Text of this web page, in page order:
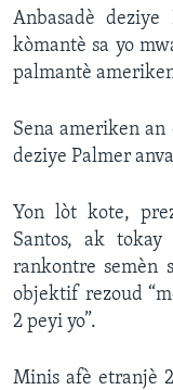
Anbasadè
kòmantè sa yo
palmantè
Sena ameriken an
deziye Palmer
Yon lòt kote,
Santos, ak tokay
rankontre semèn
objektif rezoud
2 peyi yo”.
Minis afè etranjè